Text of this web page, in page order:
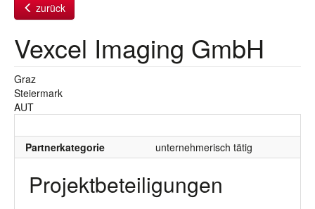
zurück
Vexcel Imaging GmbH
Graz
Steiermark
AUT
Partnerkategorie unternehmerisch tätig
Projektbeteiligungen